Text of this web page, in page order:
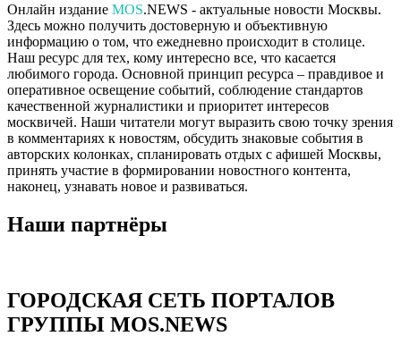
Онлайн издание MOS.NEWS - актуальные новости Москвы.
Здесь можно получить достоверную и объективную
информацию о том, что ежедневно происходит в столице.
Наш ресурс для тех, кому интересно все, что касается
любимого города. Основной принцип ресурса – правдивое и
оперативное освещение событий, соблюдение стандартов
качественной журналистики и приоритет интересов
москвичей. Наши читатели могут выразить свою точку зрения
в комментариях к новостям, обсудить знаковые события в
авторских колонках, спланировать отдых с афишей Москвы,
принять участие в формировании новостного контента,
наконец, узнавать новое и развиваться.
Наши партнёры
ГОРОДСКАЯ СЕТЬ ПОРТАЛОВ
ГРУППЫ MOS.NEWS